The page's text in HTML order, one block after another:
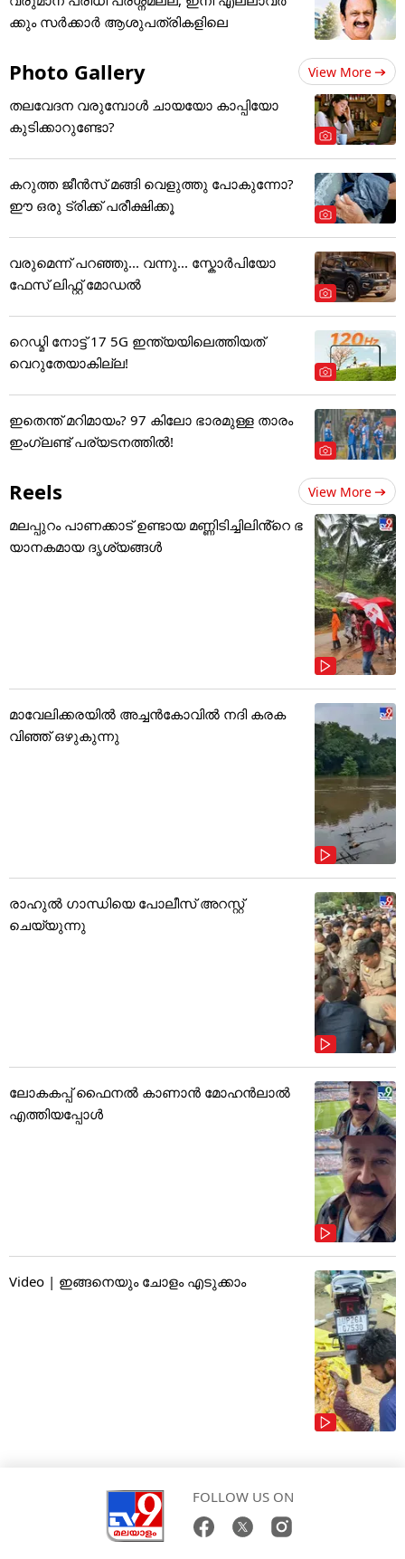
ക്കും സർക്കാർ ആശുപത്രികളിലെ
Photo Gallery View More
തലവേദന വരുമ്പോൾ ചായയോ കാപ്പിയോ
കുടിക്കാറുണ്ടോ?
കറുത്ത ജീൻസ് മങ്ങി വെളുത്തു പോകുന്നോ?
ഈ ഒരു ട്രിക്ക് പരീക്ഷിക്കൂ
വരുമെന്ന് പറഞ്ഞു... വന്നു... സ്കോർപിയോ
ഫേസ് ലിഫ്റ്റ് മോഡൽ
റെഡ്മി നോട്ട് 17 5G ഇന്ത്യയിലെത്തിയത്
വെറുതേയാകില്ല!
ഇതെന്ത് മറിമായം? 97 കിലോ ഭാരമുള്ള താരം
ഇംഗ്ലണ്ട് പര്യടനത്തില്‍!
Reels View More
മലപ്പുറം പാണക്കാട് ഉണ്ടായ മണ്ണിടിച്ചിലിൻ്റെ ഭ
യാനകമായ ദൃശ്യങ്ങൾ
മാവേലിക്കരയിൽ അച്ചൻകോവിൽ നദി കരക
വിഞ്ഞ് ഒഴുകുന്നു
രാഹുൽ ഗാന്ധിയെ പോലീസ് അറസ്റ്റ്
ചെയ്യുന്നു
ലോകകപ്പ് ഫൈനൽ കാണാൻ മോഹൻലാൽ
എത്തിയപ്പോൾ
Video | ഇങ്ങനെയും ചോളം എടുക്കാം
FOLLOW US ON